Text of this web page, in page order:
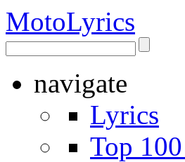
MotoLyrics
navigate
Lyrics
Top